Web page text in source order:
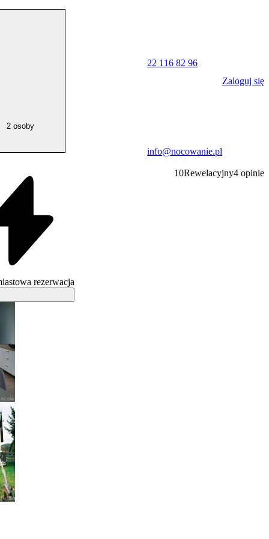
2 osoby
22 116 82 96
info@nocowanie.pl
Zaloguj się
rezerwacja
10Rewelacyjny4 opinie